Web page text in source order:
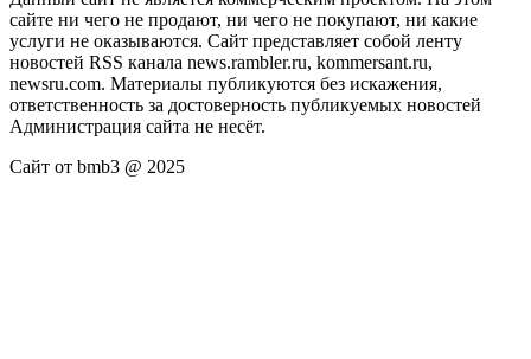
сайте ни чего не продают, ни чего не покупают, ни какие
услуги не оказываются. Сайт представляет собой ленту
новостей RSS канала news.rambler.ru, kommersant.ru,
newsru.com. Материалы публикуются без искажения,
ответственность за достоверность публикуемых новостей
Администрация сайта не несёт.
Сайт от bmb3 @ 2025